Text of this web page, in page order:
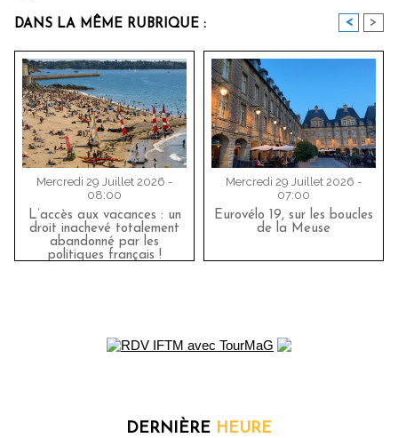
DANS LA MÊME RUBRIQUE : < >
Mercredi 29 Juillet 2026 -
08:00
L’accès aux vacances : un
droit inachevé totalement
abandonné par les
politiques français !
Mercredi 29 Juillet 2026 -
07:00
Eurovélo 19, sur les boucles
de la Meuse
DERNIÈRE HEURE